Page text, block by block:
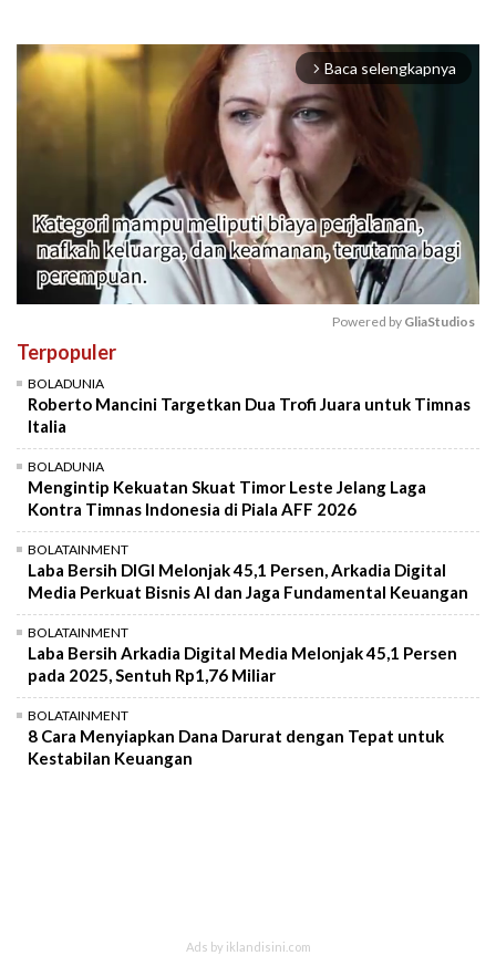
arrow_forward_ios Baca selengkapnya
Powered by GliaStudios
Terpopuler
BOLADUNIA
Roberto Mancini Targetkan Dua Trofi Juara untuk Timnas
Italia
BOLADUNIA
Mengintip Kekuatan Skuat Timor Leste Jelang Laga
Kontra Timnas Indonesia di Piala AFF 2026
BOLATAINMENT
Laba Bersih DIGI Melonjak 45,1 Persen, Arkadia Digital
Media Perkuat Bisnis AI dan Jaga Fundamental Keuangan
BOLATAINMENT
Laba Bersih Arkadia Digital Media Melonjak 45,1 Persen
pada 2025, Sentuh Rp1,76 Miliar
BOLATAINMENT
8 Cara Menyiapkan Dana Darurat dengan Tepat untuk
Kestabilan Keuangan